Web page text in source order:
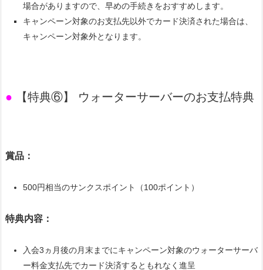
場合がありますので、早めの手続きをおすすめします。
キャンペーン対象のお支払先以外でカード決済された場合は、
キャンペーン対象外となります。
● 【特典⑥】 ウォーターサーバーのお支払特典
賞品：
500円相当のサンクスポイント（100ポイント）
特典内容：
入会3ヵ月後の月末までにキャンペーン対象のウォーターサーバ
ー料金支払先でカード決済するともれなく進呈